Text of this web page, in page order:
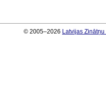
© 2005–2026 Latvijas